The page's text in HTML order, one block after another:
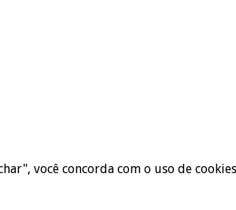
você concorda com o uso de